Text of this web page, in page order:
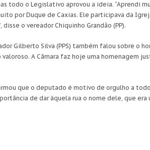
todo o Legislativo aprovou a ideia. “Aprendi
por Duque de Caxias. Ele participava da
o vereador Chiquinho Grandão (PP).
Gilberto Silva (PPS) também falou sobre o
A Câmara faz hoje uma homenagem
que o deputado é motivo de orgulho a
de dar àquela rua o nome dele, que